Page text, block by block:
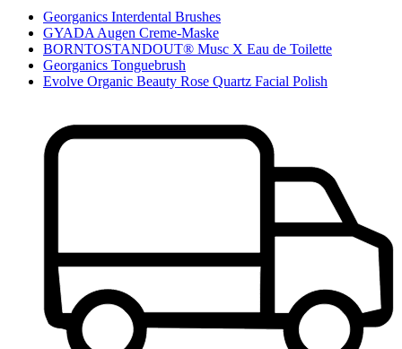
Georganics Interdental Brushes
GYADA Augen Creme-Maske
BORNTOSTANDOUT® Musc X Eau de Toilette
Georganics Tonguebrush
Evolve Organic Beauty Rose Quartz Facial Polish